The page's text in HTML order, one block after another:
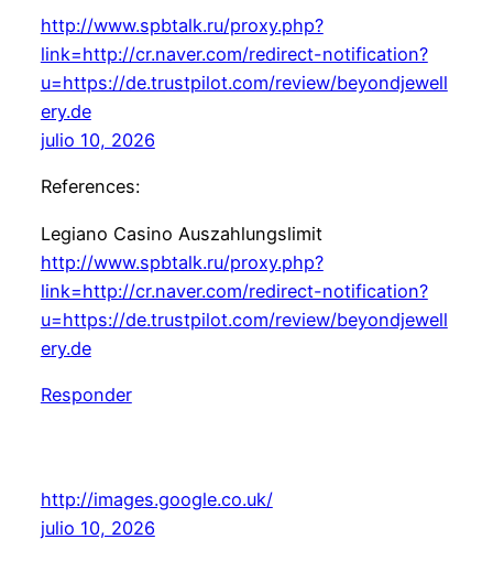
http://www.spbtalk.ru/proxy.php?
link=http://cr.naver.com/redirect-notification?
u=https://de.trustpilot.com/review/beyondjewell
ery.de
julio 10, 2026
References:
Legiano Casino Auszahlungslimit
http://www.spbtalk.ru/proxy.php?
link=http://cr.naver.com/redirect-notification?
u=https://de.trustpilot.com/review/beyondjewell
ery.de
Responder
http://images.google.co.uk/
julio 10, 2026